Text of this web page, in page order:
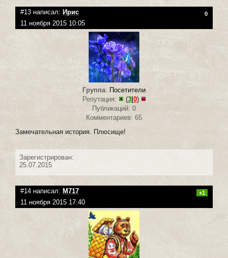
#13 написал: Ирис 0
11 ноября 2015 10:05
Группа: Посетители
Репутация:
(3| 0)
Публикаций: 0
Комментариев: 65
Замечательная история. Плюсище!
Зарегистрирован:
25.07.2015
#14 написал: M717 +1
11 ноября 2015 17:40